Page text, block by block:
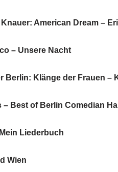
American Dream –
– Unsere Nacht
Berlin: Klänge der Frauen –
– Best of Berlin Comedian
Liederbuch
Wien